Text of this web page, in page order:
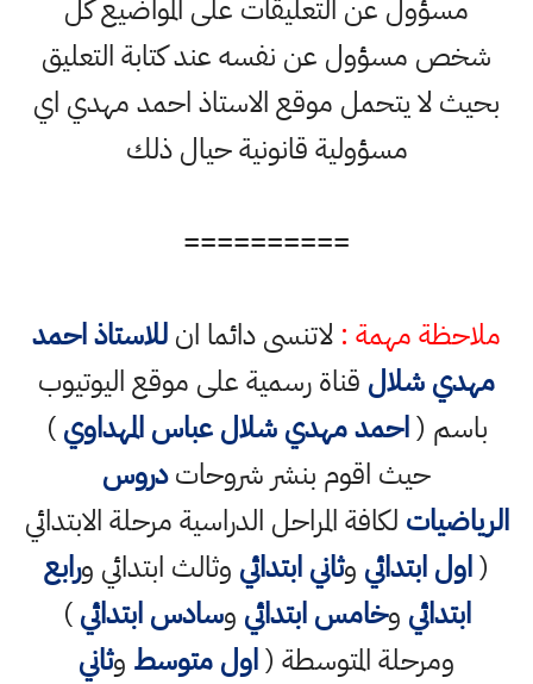
مسؤول عن التعليقات على المواضيع كل
شخص مسؤول عن نفسه عند كتابة التعليق
بحيث لا يتحمل موقع الاستاذ احمد مهدي اي
مسؤولية قانونية حيال ذلك
==========
ملاحظة مهمة : لاتنسى دائما انللاستاذ احمد
مهدي شلال قناة رسمية على موقع اليوتيوب
باسم (احمد مهدي شلال عباس المهداوي)
حيث اقوم بنشر شروحاتدروس
الرياضيات لكافة المراحل الدراسية مرحلة الابتدائي
(اول ابتدائي وثاني ابتدائي وثالث ابتدائي ورابع
ابتدائي وخامس ابتدائي وسادس ابتدائي)
ومرحلة المتوسطة (اول متوسط وثاني